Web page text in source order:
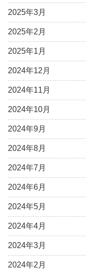
2025年3月
2025年2月
2025年1月
2024年12月
2024年11月
2024年10月
2024年9月
2024年8月
2024年7月
2024年6月
2024年5月
2024年4月
2024年3月
2024年2月